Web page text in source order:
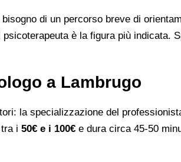
di un percorso breve di
è la figura più
a Lambrugo
la specializzazione del
i 50€ e i 100€ e dura circa 45-50